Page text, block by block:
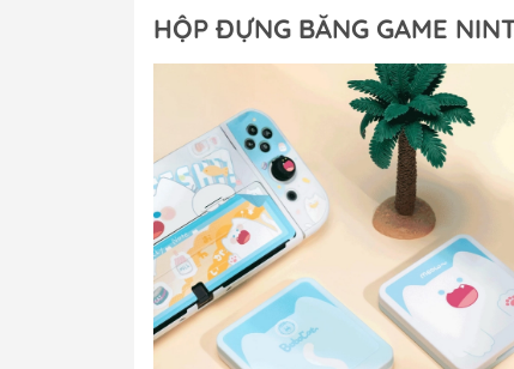
HỘP ĐỰNG BĂNG GAME